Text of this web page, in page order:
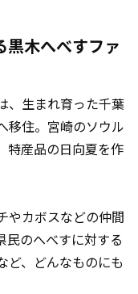
黒木へべすファ
、生まれ育った千葉
移住。宮崎のソウル
特産品の日向夏を作
やカボスなどの仲間
民のへべすに対する
ど、どんなものにも